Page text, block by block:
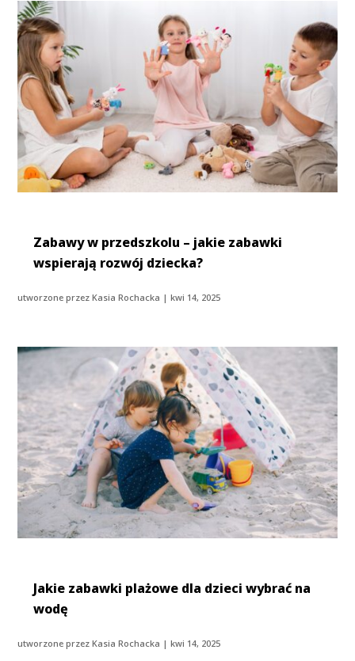
Zabawy w przedszkolu – jakie zabawki
wspierają rozwój dziecka?
utworzone przezKasia Rochacka |kwi 14, 2025
Jakie zabawki plażowe dla dzieci wybrać na
wodę
utworzone przezKasia Rochacka |kwi 14, 2025